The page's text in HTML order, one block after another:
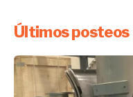
Últimos posteos